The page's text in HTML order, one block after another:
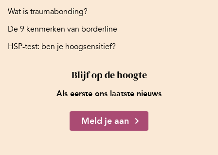
Wat is traumabonding?
De 9 kenmerken van borderline
HSP-test: ben je hoogsensitief?
Blijf op de hoogte
Als eerste ons laatste nieuws
Meld je aan